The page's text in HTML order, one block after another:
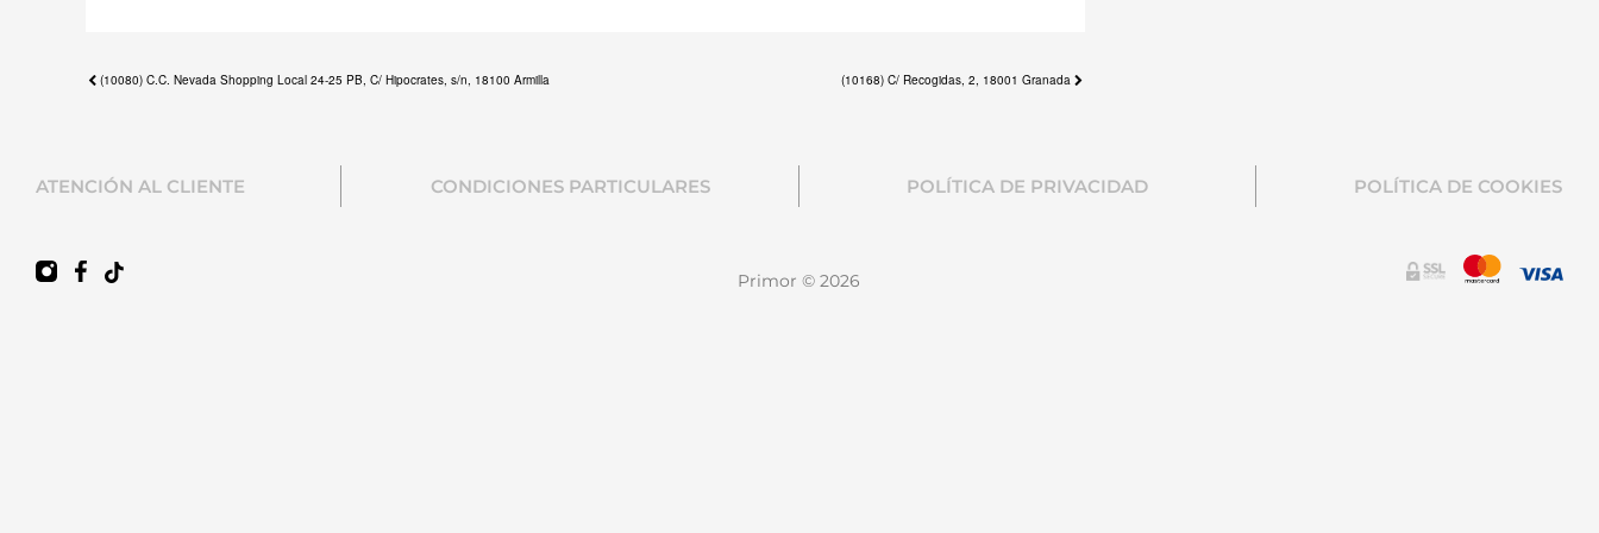
Previous
(10080) C.C. Nevada Shopping Local 24-25 PB, C/ Hipocrates, s/n, 18100 Armilla (10168) C/ Recogidas, 2, 18001 Granada
ATENCIÓN AL CLIENTE CONDICIONES PARTICULARES POLÍTICA DE PRIVACIDAD POLÍTICA DE COOKIES
Primor © 2026